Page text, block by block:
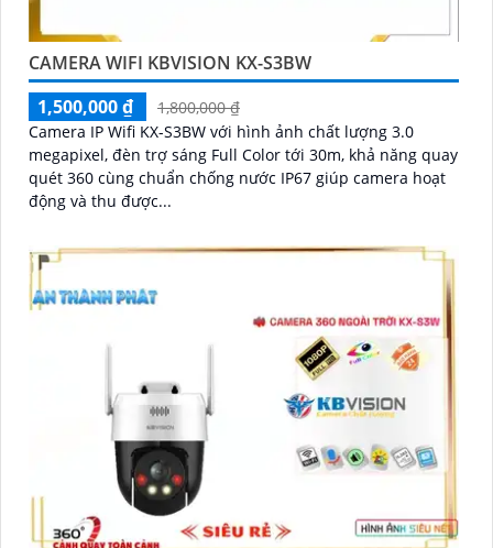
CAMERA WIFI KBVISION KX-S3BW
1,500,000 ₫
1,800,000 ₫
Camera IP Wifi KX-S3BW với hình ảnh chất lượng 3.0
megapixel, đèn trợ sáng Full Color tới 30m, khả năng quay
quét 360 cùng chuẩn chống nước IP67 giúp camera hoạt
động và thu được...